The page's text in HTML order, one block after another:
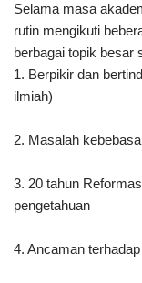
Selama masa
rutin mengikuti
berbagai topik besar
1. Berpikir dan
ilmiah)
2. Masalah
3. 20 tahun
pengetahuan
4. Ancaman